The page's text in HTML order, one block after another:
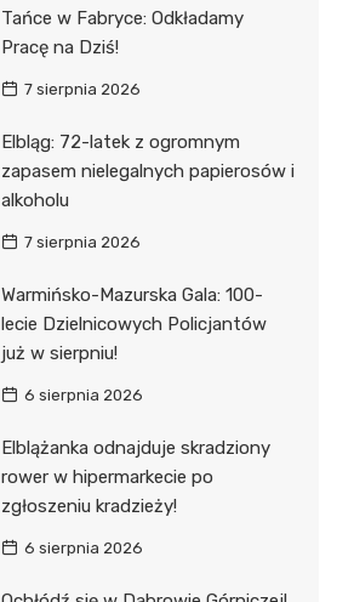
Tańce w Fabryce: Odkładamy
Pracę na Dziś!
7 sierpnia 2026
Elbląg: 72-latek z ogromnym
zapasem nielegalnych papierosów i
alkoholu
7 sierpnia 2026
Warmińsko-Mazurska Gala: 100-
lecie Dzielnicowych Policjantów
już w sierpniu!
6 sierpnia 2026
Elblążanka odnajduje skradziony
rower w hipermarkecie po
zgłoszeniu kradzieży!
6 sierpnia 2026